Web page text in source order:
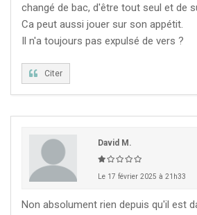
changé de bac, d'être tout seul et de
Ca peut aussi jouer sur son appétit.
Il n'a toujours pas expulsé de vers ?
Citer
David M.
Le 17 février 2025 à 21h33
Non absolument rien depuis qu'il est